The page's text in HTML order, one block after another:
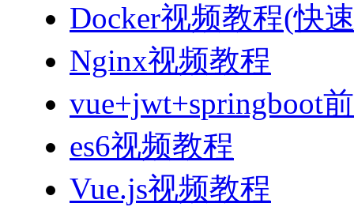
Docker视频教程(快
Nginx视频教程
vue+jwt+springboot
es6视频教程
Vue.js视频教程